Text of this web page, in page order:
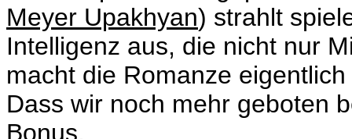
Meyer Upakhyan) strahlt
Intelligenz aus, die nicht nur
macht die Romanze
Dass wir noch mehr geboten
Bonus.